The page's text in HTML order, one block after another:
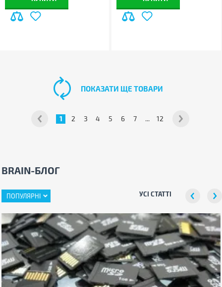
1 2 3 4 5 6 7 ... 12
ПОКАЗАТИ ЩЕ ТОВАРИ
BRAIN-БЛОГ
ПОПУЛЯРНІ УСІ СТАТТІ